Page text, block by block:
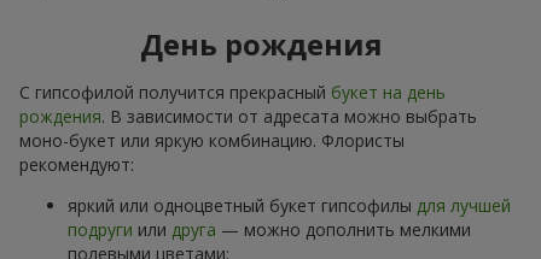
День рождения
С гипсофилой получится прекрасный букет на день
рождения. В зависимости от адресата можно выбрать
моно-букет или яркую комбинацию. Флористы
рекомендуют:
яркий или одноцветный букет гипсофилы для лучшей
подруги или друга — можно дополнить мелкими
полевыми цветами;